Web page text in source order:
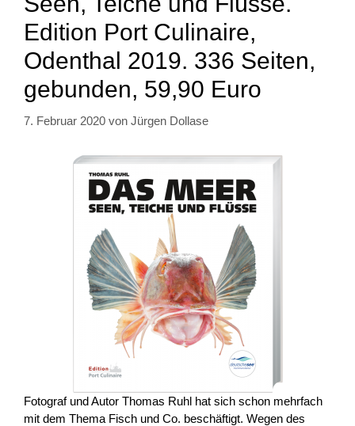
Edition Port Culinaire,
Odenthal 2019. 336 Seiten,
gebunden, 59,90 Euro
7. Februar 2020 von Jürgen Dollase
Fotograf und Autor Thomas Ruhl hat sich schon mehrfach
mit dem Thema Fisch und Co. beschäftigt. Wegen des